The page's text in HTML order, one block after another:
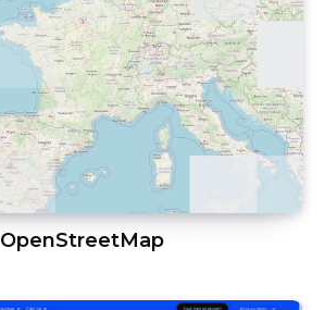
OpenStreetMap